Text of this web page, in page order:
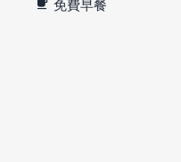
免費早餐